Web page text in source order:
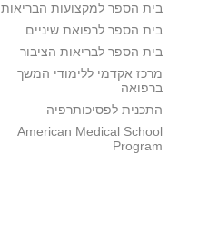
בית הספר למקצועות הבריאות
בית הספר לרפואת שיניים
בית הספר לבריאות הציבור
מרכז אקדמי ללימודי המשך
ברפואה
התכנית לפסיכותרפיה
American Medical School
Program